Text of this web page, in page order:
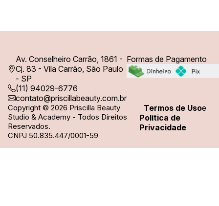
Av. Conselheiro Carrão, 1861 -
Cj. 83 - Vila Carrão, São Paulo
- SP
(11) 94029-6776
contato@priscillabeauty.com.br
Formas de Pagamento
Copyright © 2026 Priscilla Beauty
Studio & Academy - Todos Direitos
Reservados.
CNPJ 50.835.447/0001-59
Termos de Usoe
Política de
Privacidade